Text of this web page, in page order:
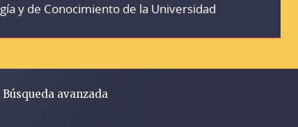
y de Conocimiento de la Universidad
Búsqueda avanzada